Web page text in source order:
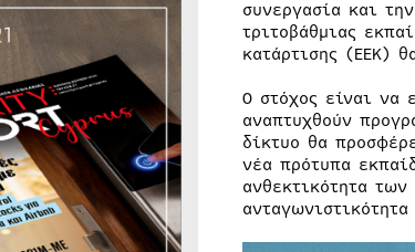
συνεργασία και
τριτοβάθμιας
κατάρτισης (ΕΕΚ)
Ο στόχος είναι να
αναπτυχθούν
δίκτυο θα
νέα πρότυπα
ανθεκτικότητα